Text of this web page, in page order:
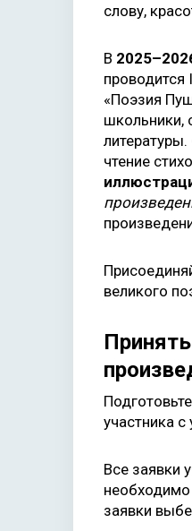
слову,
В
проводится
«Поэзия
школьники,
чтение
великого
участника с
Все заявки
необходимо
заявки